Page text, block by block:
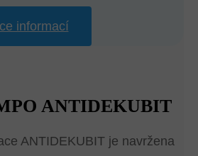
informací
ANTIDEKUBIT
ANTIDEKUBIT je navržena